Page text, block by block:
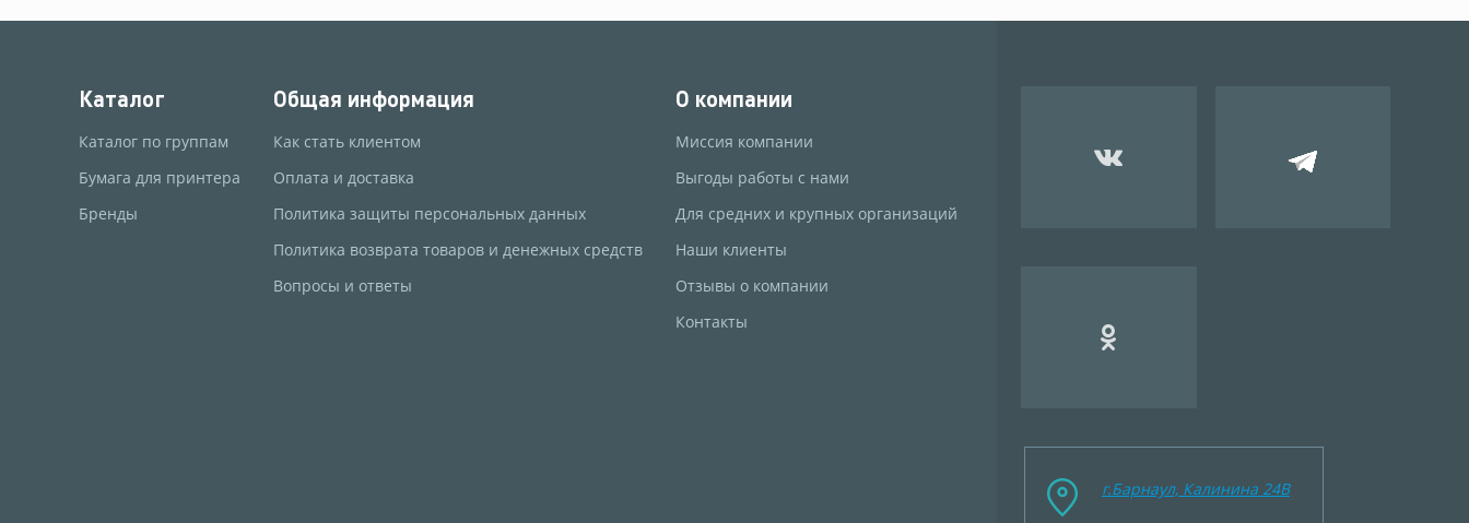
Каталог
Каталог по группам
Бумага для принтера
Бренды
Общая информация
Как стать клиентом
Оплата и доставка
Политика защиты персональных данных
Политика возврата товаров и денежных средств
Вопросы и ответы
О компании
Миссия компании
Выгоды работы с нами
Для средних и крупных организаций
Наши клиенты
Отзывы о компании
Контакты
г.Барнаул, Калинина 24B